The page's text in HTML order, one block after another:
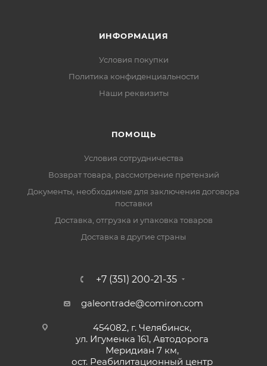
ИНФОРМАЦИЯ
Условия покупки
Политика конфиденциальности
Наши реквизиты
ПОМОЩЬ
Условия сотрудничества
Возврат товара, рассмотрение претензий
Документы, необходимые для заключения договора
поставки
Доставка, отгрузка и упаковка товаров
Доставка в другие страны
+7 (351) 200-21-35
galeontrade@comiron.com
454082, г. Челябинск,
ул. Игуменка 161, Автодорога
Меридиан 7 км,
ост. Реабилитационный центр